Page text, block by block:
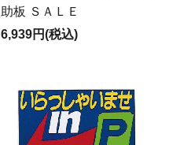
助板 ＳＡＬＥ
6,939円(税込)